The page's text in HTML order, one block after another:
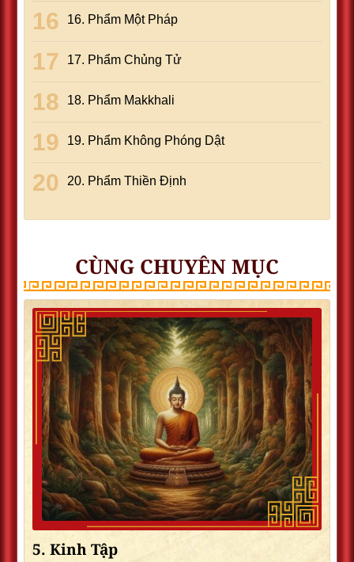
16. Phẩm Một Pháp
17. Phẩm Chủng Tử
18. Phẩm Makkhali
19. Phẩm Không Phóng Dật
20. Phẩm Thiền Ðịnh
CÙNG CHUYÊN MỤC
5. Kinh Tập